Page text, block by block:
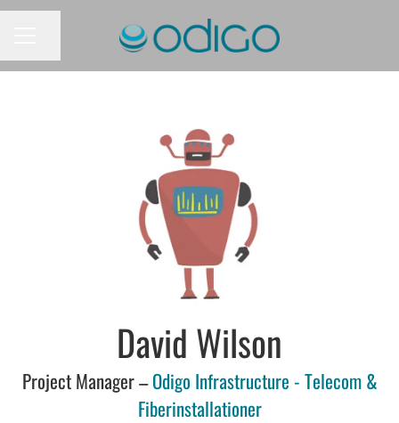
David Wilson
Project Manager –Odigo Infrastructure - Telecom &
Fiberinstallationer